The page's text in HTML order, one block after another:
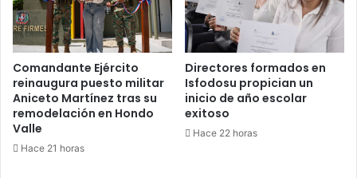
Comandante Ejército
reinaugura puesto militar
Aniceto Martínez tras su
remodelación en Hondo
Valle
Hace 21 horas
Directores formados en
Isfodosu propician un
inicio de año escolar
exitoso
Hace 22 horas